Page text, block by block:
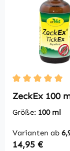
ZeckEx 100
Größe: 100 ml
Varianten ab
Regulärer
14,95 €